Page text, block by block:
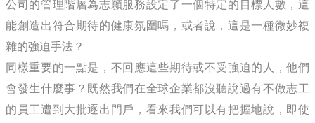
公司的管理階層為志願服務設定了一個特定的目標人數，這
能創造出符合期待的健康氛圍嗎，或者說，這是一種微妙複
雜的強迫手法？
同樣重要的一點是，不回應這些期待或不受強迫的人，他們
會發生什麼事？既然我們在全球企業都沒聽說過有不做志工
的員工遭到大批逐出門戶，看來我們可以有把握地說，即使